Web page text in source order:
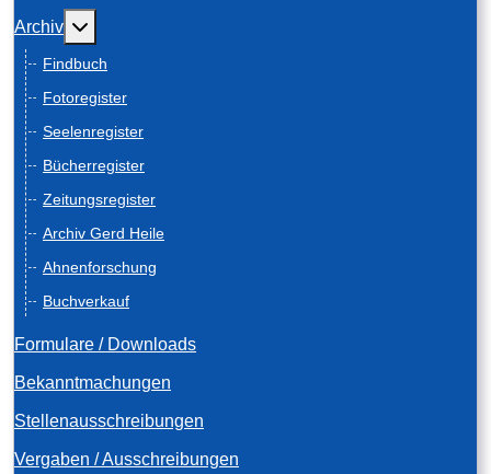
Archiv Weitere Informationen: Archiv
Findbuch
Fotoregister
Seelenregister
Bücherregister
Zeitungsregister
Archiv Gerd Heile
Ahnenforschung
Buchverkauf
Formulare / Downloads
Bekanntmachungen
Stellenausschreibungen
Vergaben / Ausschreibungen